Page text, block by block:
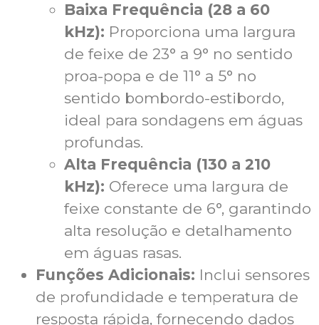
Baixa Frequência (28 a 60
kHz): Proporciona uma largura
de feixe de 23° a 9° no sentido
proa-popa e de 11° a 5° no
sentido bombordo-estibordo,
ideal para sondagens em águas
profundas.
Alta Frequência (130 a 210
kHz): Oferece uma largura de
feixe constante de 6°, garantindo
alta resolução e detalhamento
em águas rasas.
Funções Adicionais: Inclui sensores
de profundidade e temperatura de
resposta rápida, fornecendo dados